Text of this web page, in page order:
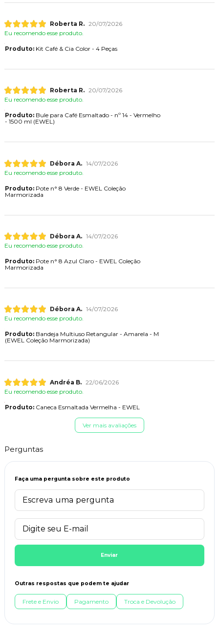
Roberta R. 20/07/2026
Eu recomendo esse produto.
Produto:Kit Café & Cia Color - 4 Peças
Roberta R. 20/07/2026
Eu recomendo esse produto.
Produto:Bule para Café Esmaltado - nº 14 - Vermelho
- 1500 ml (EWEL)
Débora A. 14/07/2026
Eu recomendo esse produto.
Produto:Pote n° 8 Verde - EWEL Coleção
Marmorizada
Débora A. 14/07/2026
Eu recomendo esse produto.
Produto:Pote n° 8 Azul Claro - EWEL Coleção
Marmorizada
Débora A. 14/07/2026
Eu recomendo esse produto.
Produto:Bandeja Multiuso Retangular - Amarela - M
(EWEL Coleção Marmorizada)
Andréa B. 22/06/2026
Eu recomendo esse produto.
Produto:Caneca Esmaltada Vermelha - EWEL
Ver mais avaliações
Perguntas
Faça uma pergunta sobre este produto
Enviar
Outras respostas que podem te ajudar
Frete e Envio Pagamento Troca e Devolução